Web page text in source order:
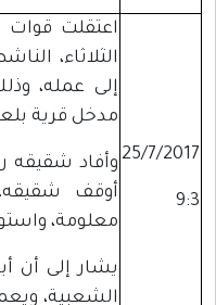
25/7/2017
9:3
اعتقلت قوات
الثلاثاء،
إلى عمله،
مدخل قرية
وأفاد شقيقه
أوقف
معلومة،
يشار إلى أن
الشعبية،